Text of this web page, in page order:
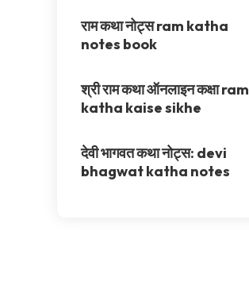
राम कथा नोट्स ram katha
notes book
श्री राम कथा ऑनलाइन कक्षा ram
katha kaise sikhe
देवी भागवत कथा नोट्स: devi
bhagwat katha notes